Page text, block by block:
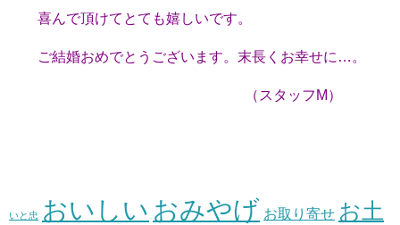
喜んで頂けてとても嬉しいです。
ご結婚おめでとうございます。末長くお幸せに…。
（スタッフM）
いと忠 おいしい おみやげ お取り寄せ お土